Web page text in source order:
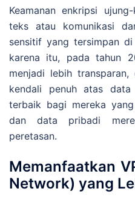
Keamanan enkripsi
teks atau komunikasi
sensitif yang tersimpan
karena itu, pada tahun
menjadi lebih
kendali penuh atas
terbaik bagi mereka
dan data pribadi
peretasan.
Memanfaatkan
Network) yang